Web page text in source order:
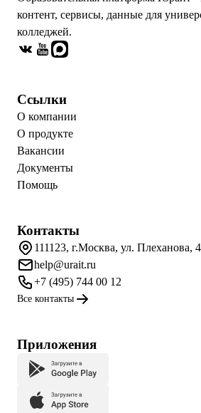
контент, сервисы, данные для
колледжей.
Ссылки
О компании
О продукте
Вакансии
Документы
Помощь
Контакты
111123, г.Москва, ул. Плеханова,
help@urait.ru
+7 (495) 744 00 12
Все контакты
Приложения